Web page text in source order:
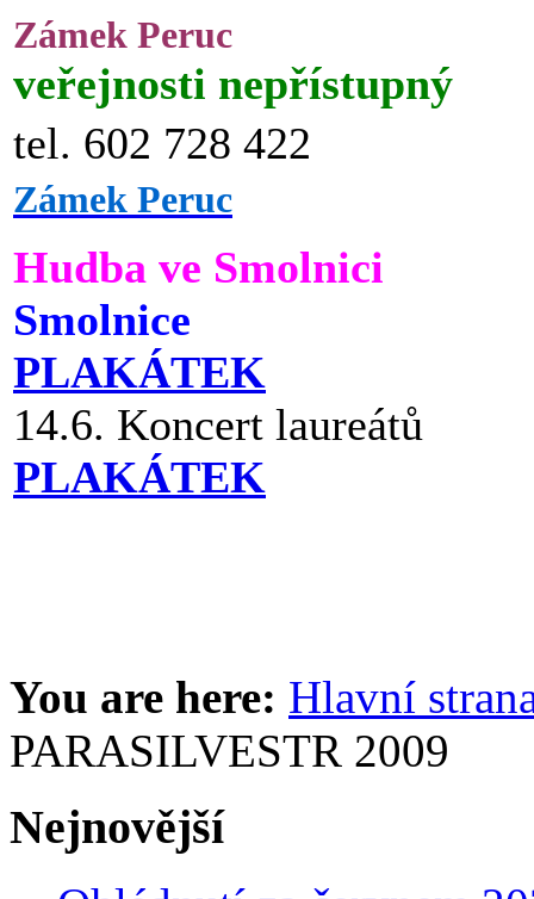
Zámek Peruc
veřejnosti nepřístupný
tel. 602 728 422
Zámek Peruc
Hudba ve Smolnici
Smolnice
PLAKÁTEK
14.6. Koncert laureátů
PLAKÁTEK
You are here: Hlavní
PARASILVESTR 2009
Nejnovější